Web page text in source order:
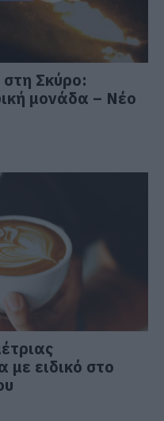
Σκύρο:
μονάδα – Νέο
ειδικό στο